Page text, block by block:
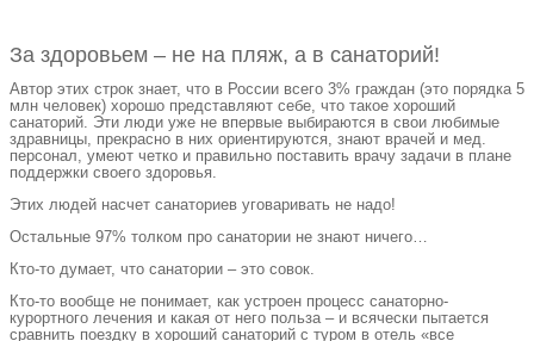
За здоровьем – не на пляж, а в санаторий!
Автор этих строк знает, что в России всего 3% граждан (это порядка 5
млн человек) хорошо представляют себе, что такое хороший
санаторий. Эти люди уже не впервые выбираются в свои любимые
здравницы, прекрасно в них ориентируются, знают врачей и мед.
персонал, умеют четко и правильно поставить врачу задачи в плане
поддержки своего здоровья.
Этих людей насчет санаториев уговаривать не надо!
Остальные 97% толком про санатории не знают ничего…
Кто-то думает, что санатории – это совок.
Кто-то вообще не понимает, как устроен процесс санаторно-
курортного лечения и какая от него польза – и всячески пытается
сравнить поездку в хороший санаторий с туром в отель «все